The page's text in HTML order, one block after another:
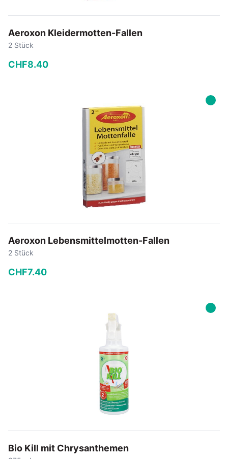
Aeroxon Kleidermotten-Fallen
2 Stück
CHF8.40
In den Warenkorb
Aeroxon Lebensmittelmotten-Fallen
2 Stück
CHF7.40
In den Warenkorb
Bio Kill mit Chrysanthemen